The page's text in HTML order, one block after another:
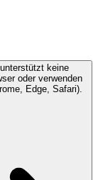
unterstützt keine
oder verwenden
Edge, Safari).